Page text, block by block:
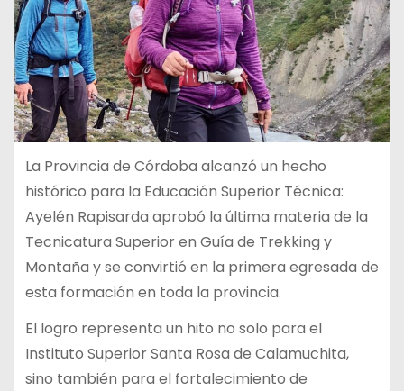
La Provincia de Córdoba alcanzó un hecho
histórico para la Educación Superior Técnica:
Ayelén Rapisarda aprobó la última materia de la
Tecnicatura Superior en Guía de Trekking y
Montaña y se convirtió en la primera egresada de
esta formación en toda la provincia.
El logro representa un hito no solo para el
Instituto Superior Santa Rosa de Calamuchita,
sino también para el fortalecimiento de